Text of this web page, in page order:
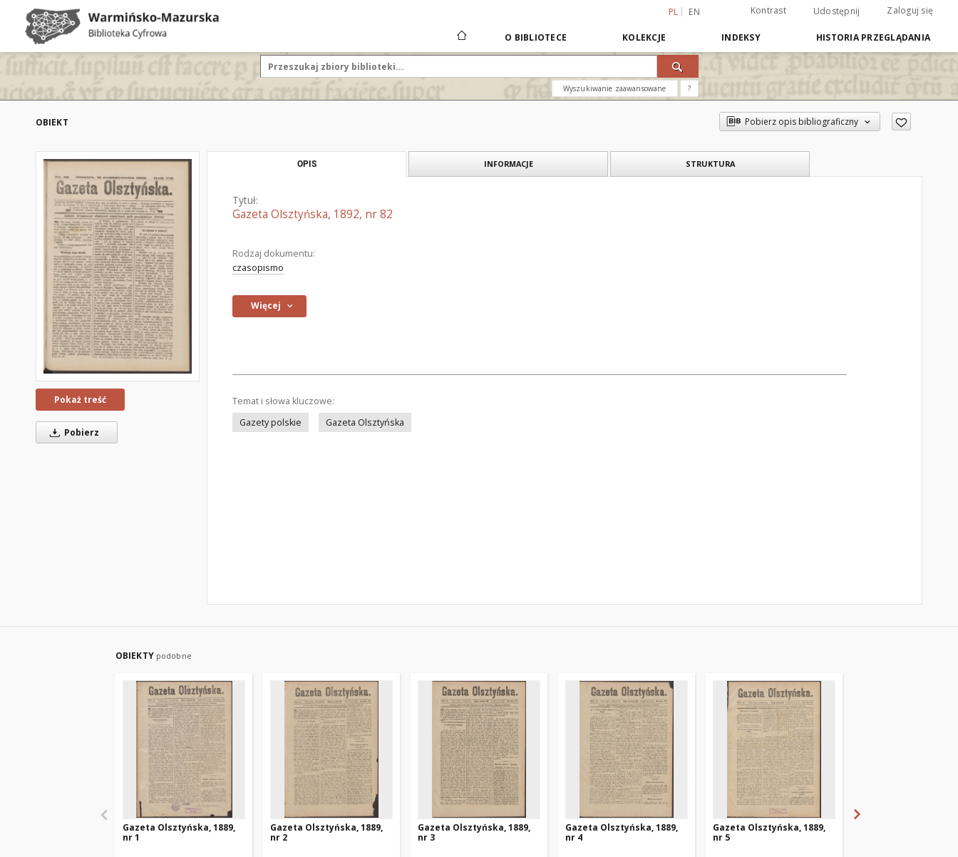
PL EN Kontrast Udostępnij Zaloguj się
O BIBLIOTECE KOLEKCJE INDEKSY HISTORIA PRZEGLĄDANIA
Wyszukiwanie zaawansowane ?
OBIEKT Pobierz opis bibliograficzny
Pokaż treść
Pobierz
OPIS INFORMACJE STRUKTURA
Tytuł:
Gazeta Olsztyńska, 1892, nr 82
Rodzaj dokumentu:
czasopismo
Więcej
Temat i słowa kluczowe:
Gazety polskie
Gazeta Olsztyńska
OBIEKTY podobne
Gazeta Olsztyńska, 1889,
nr 1
Gazeta Olsztyńska, 1889,
nr 2
Gazeta Olsztyńska, 1889,
nr 3
Gazeta Olsztyńska, 1889,
nr 4
Gazeta Olsztyńska, 1889,
nr 5